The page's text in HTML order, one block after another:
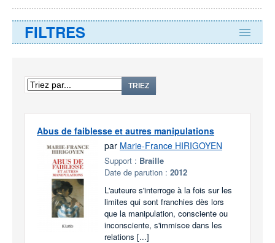
FILTRES
TRIEZ
Abus de faiblesse et autres manipulations
par Marie-France HIRIGOYEN
Support : Braille
Date de parution : 2012
L'auteure s'interroge à la fois sur les
limites qui sont franchies dès lors
que la manipulation, consciente ou
inconsciente, s'immisce dans les
relations [...]